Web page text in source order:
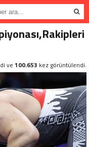
ve 100.653 kez görüntülendi.